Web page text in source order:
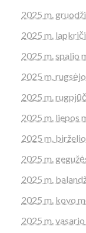
2025 m.
2025 m.
2025 m. spalio
2025 m.
2025 m.
2025 m. liepos
2025 m.
2025 m.
2025 m.
2025 m. kovo
2025 m.